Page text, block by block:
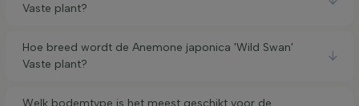
Vaste plant?
Hoe breed wordt de Anemone japonica 'Wild Swan'
Vaste plant?